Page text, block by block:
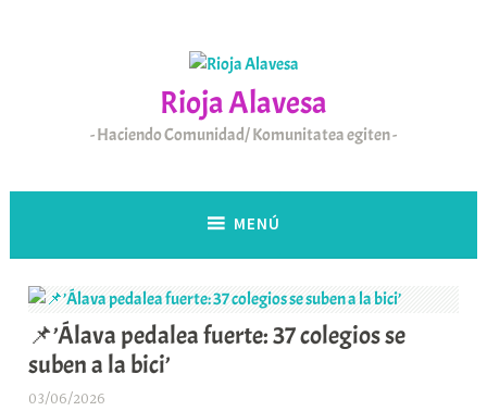
Rioja Alavesa
Haciendo Comunidad/ Komunitatea egiten
MENÚ
📌’Álava pedalea fuerte: 37 colegios se
suben a la bici’
03/06/2026